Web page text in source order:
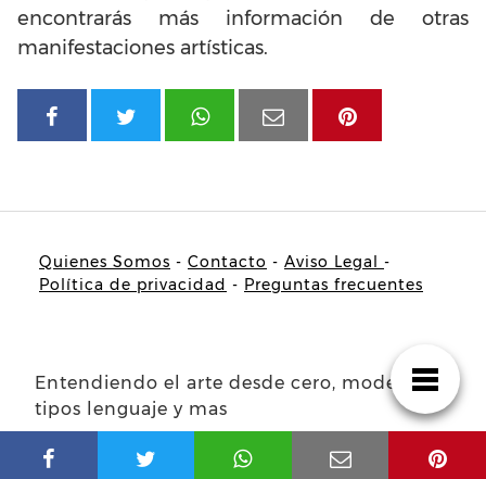
encontrarás más información de otras
manifestaciones artísticas.
Quienes Somos - Contacto - Aviso Legal -
Política de privacidad - Preguntas frecuentes
Entendiendo el arte desde cero, modelos
tipos lenguaje y mas